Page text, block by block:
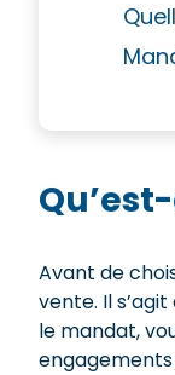
Avant de
vente. Il
le mandat,